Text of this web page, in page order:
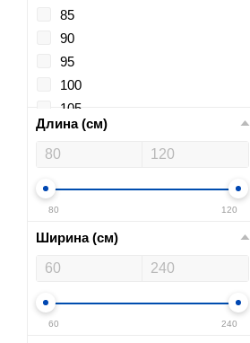
85
90
95
100
105
110
135
Длина (см)
80 120
Ширина (см)
60 240